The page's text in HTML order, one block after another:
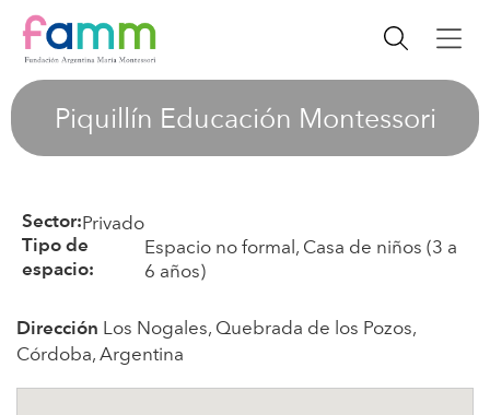
Piquillín Educación Montessori
Sector:Privado
Tipo de
espacio:
Espacio no formal, Casa de niños (3 a
6 años)
Dirección Los Nogales, Quebrada de los Pozos,
Córdoba, Argentina